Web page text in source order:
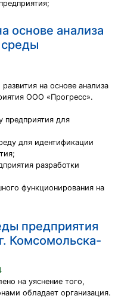
основе анализа
на основе анализа
ООО «Прогресс».
предприятия для
для идентификации
разработки
функционирования на
предприятия
Комсомольска-
на уяснение того,
обладает организация.